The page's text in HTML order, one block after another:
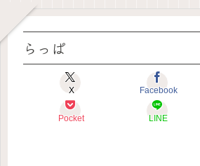
らっぱ
X Facebook
Pocket LINE